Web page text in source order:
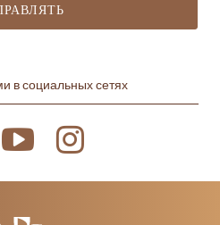
в социальных сетях